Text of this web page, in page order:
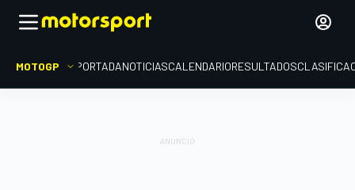
MOTOGP PORTADANOTICIASCALENDARIORESULTADOS